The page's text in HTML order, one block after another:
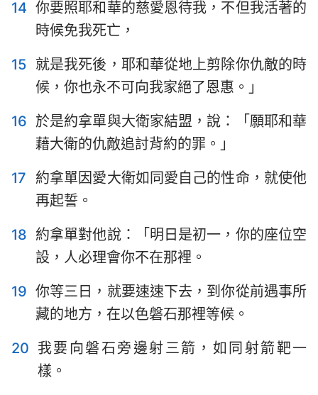
14 你要照耶和華的慈愛恩待我，不但我活著的
時候免我死亡，
15 就是我死後，耶和華從地上剪除你仇敵的時
候，你也永不可向我家絕了恩惠。」
16 於是約拿單與大衛家結盟，說：「願耶和華
藉大衛的仇敵追討背約的罪。」
17
約拿單因愛大衛如同愛自己的性命，就使他
再起誓。
18 約拿單對他說：「明日是初一，你的座位空
設，人必理會你不在那裡。
19 你等三日，就要速速下去，到你從前遇事所
藏的地方，在以色磐石那裡等候。
20 我要向磐石旁邊射三箭，如同射箭靶一
樣。